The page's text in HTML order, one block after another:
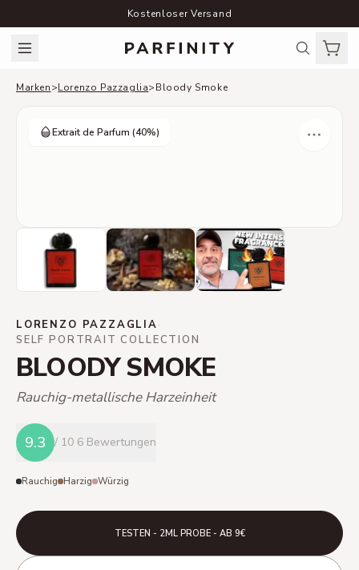
Kostenloser Versand
Marken>Lorenzo Pazzaglia>Bloody Smoke
Extrait de Parfum (40%)
LORENZO PAZZAGLIA·
SELF PORTRAIT COLLECTION
BLOODY SMOKE
Rauchig-metallische Harzeinheit
9.3 / 10 6 Bewertungen
Rauchig Harzig Würzig
TESTEN - 2ML PROBE - AB 9€